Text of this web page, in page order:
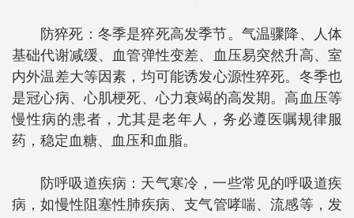
防猝死：冬季是猝死高发季节。气温骤降、人体
基础代谢减缓、血管弹性变差、血压易突然升高、室
内外温差大等因素，均可能诱发心源性猝死。冬季也
是冠心病、心肌梗死、心力衰竭的高发期。高血压等
慢性病的患者，尤其是老年人，务必遵医嘱规律服
药，稳定血糖、血压和血脂。
防呼吸道疾病：天气寒冷，一些常见的呼吸道疾
病，如慢性阻塞性肺疾病、支气管哮喘、流感等，发